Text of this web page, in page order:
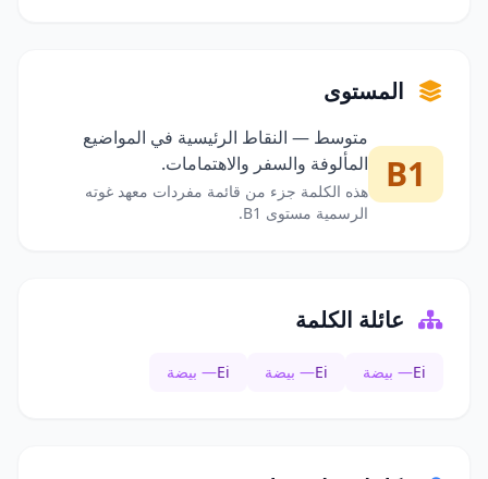
المستوى
B1
متوسط — النقاط الرئيسية في المواضيع
المألوفة والسفر والاهتمامات.
هذه الكلمة جزء من قائمة مفردات معهد غوته
الرسمية مستوى B1.
عائلة الكلمة
Ei— بيضة Ei— بيضة Ei— بيضة